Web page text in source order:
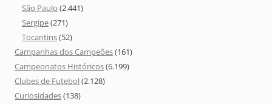
São Paulo (2.441)
Sergipe(271)
Tocantins(52)
Campanhas dos Campeões(161)
Campeonatos Históricos(6.199)
Clubes de Futebol(2.128)
Curiosidades(138)